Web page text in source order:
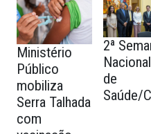
Ministério
Público
mobiliza
Serra Talhada
com
2ª
Nacional
de
Saúde/